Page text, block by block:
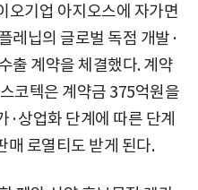
오기업 아지오스에 자가면
레닙의 글로벌 독점 개발·
출 계약을 체결했다. 계약
코텍은 계약금 375억원을
·상업화 단계에 따른 단계
매 로열티도 받게 된다.